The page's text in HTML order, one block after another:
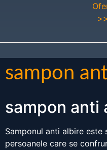
>>
sampon
sampon anti
Samponul anti albire este
persoanele care se